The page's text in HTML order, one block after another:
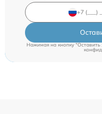
Нажимая на кнопку